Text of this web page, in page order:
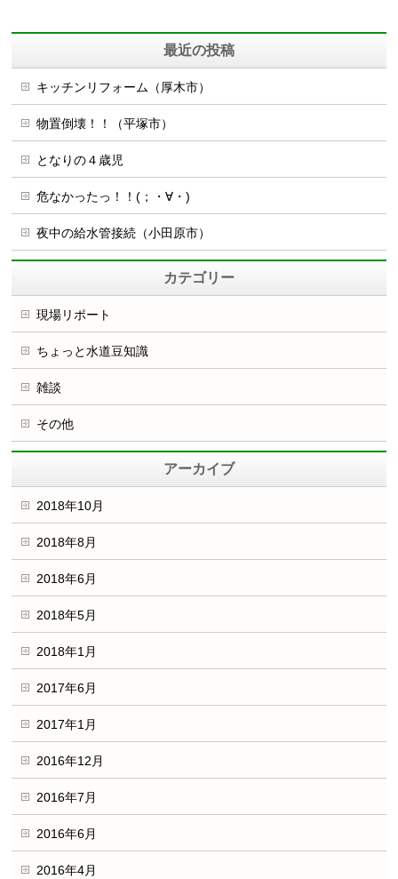
最近の投稿
キッチンリフォーム（厚木市）
物置倒壊！！（平塚市）
となりの４歳児
危なかったっ！！(；・∀・)
夜中の給水管接続（小田原市）
カテゴリー
現場リポート
ちょっと水道豆知識
雑談
その他
アーカイブ
2018年10月
2018年8月
2018年6月
2018年5月
2018年1月
2017年6月
2017年1月
2016年12月
2016年7月
2016年6月
2016年4月